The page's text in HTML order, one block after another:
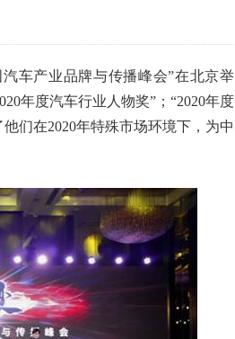
车产业品牌与传播峰会”在北京举
年度汽车行业人物奖”；“2020年度
们在2020年特殊市场环境下，为中